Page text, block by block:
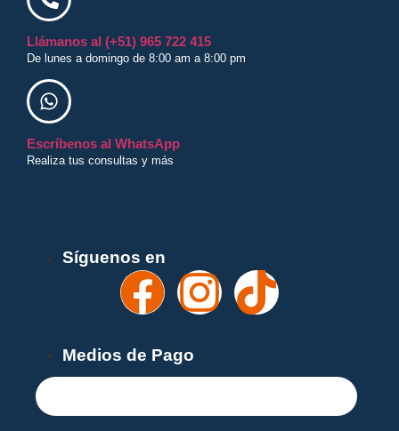
Llámanos al (+51) 965 722 415
De lunes a domingo de 8:00 am a 8:00 pm
Escríbenos al WhatsApp
Realiza tus consultas y más
Síguenos en
Medios de Pago